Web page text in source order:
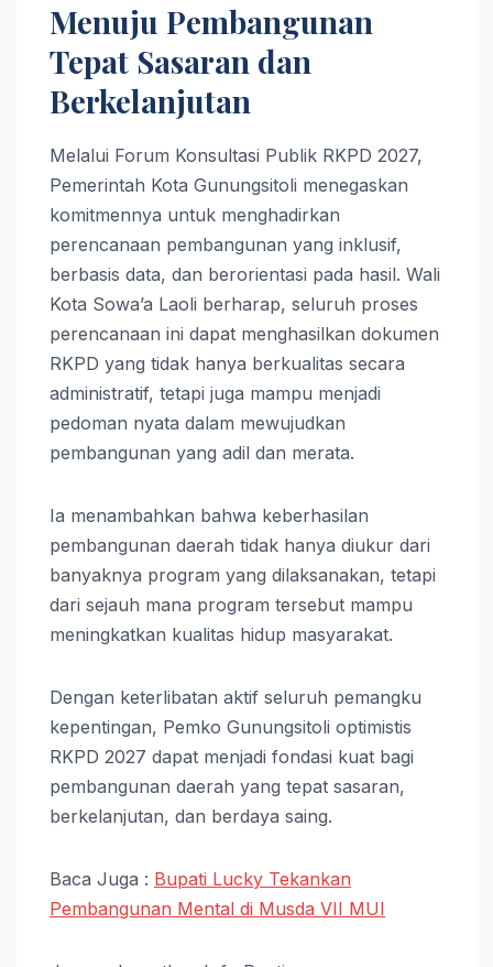
Menuju Pembangunan
Tepat Sasaran dan
Berkelanjutan
Melalui Forum Konsultasi Publik RKPD 2027,
Pemerintah Kota Gunungsitoli menegaskan
komitmennya untuk menghadirkan
perencanaan pembangunan yang inklusif,
berbasis data, dan berorientasi pada hasil. Wali
Kota Sowa’a Laoli berharap, seluruh proses
perencanaan ini dapat menghasilkan dokumen
RKPD yang tidak hanya berkualitas secara
administratif, tetapi juga mampu menjadi
pedoman nyata dalam mewujudkan
pembangunan yang adil dan merata.
Ia menambahkan bahwa keberhasilan
pembangunan daerah tidak hanya diukur dari
banyaknya program yang dilaksanakan, tetapi
dari sejauh mana program tersebut mampu
meningkatkan kualitas hidup masyarakat.
Dengan keterlibatan aktif seluruh pemangku
kepentingan, Pemko Gunungsitoli optimistis
RKPD 2027 dapat menjadi fondasi kuat bagi
pembangunan daerah yang tepat sasaran,
berkelanjutan, dan berdaya saing.
Baca Juga : Bupati Lucky Tekankan
Pembangunan Mental di Musda VII MUI